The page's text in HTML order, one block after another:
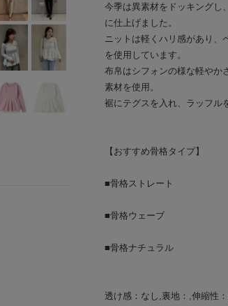
今季は異素材をドッキングし
に仕上げました。
ニットは軽くハリ感があり、
を使用しています。
布帛はシフォンの様な軽やか
素材を使用。
裾にテグスを入れ、ラッフル
【おすすめ骨格タイプ】
■骨格ストレート
■骨格ウェーブ
■骨格ナチュラル
透け感：なし,裏地：,伸縮性